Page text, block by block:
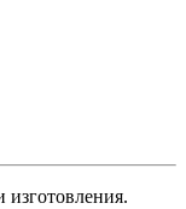
изготовления.